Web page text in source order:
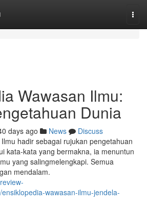
Wawasan Ilmu:
Dunia
days ago News
Discuss
hadir sebagai rujukan pengetahuan
kata-kata yang bermakna, ia menuntun
yang salingmelengkapi. Semua
mendalam.
wawasan-ilmu-jendela-